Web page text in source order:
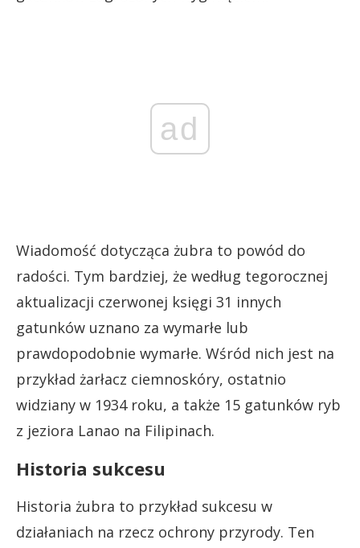
ad
Wiadomość dotycząca żubra to powód do
radości. Tym bardziej, że według tegorocznej
aktualizacji czerwonej księgi 31 innych
gatunków uznano za wymarłe lub
prawdopodobnie wymarłe. Wśród nich jest na
przykład żarłacz ciemnoskóry, ostatnio
widziany w 1934 roku, a także 15 gatunków ryb
z jeziora Lanao na Filipinach.
Historia sukcesu
Historia żubra to przykład sukcesu w
działaniach na rzecz ochrony przyrody. Ten